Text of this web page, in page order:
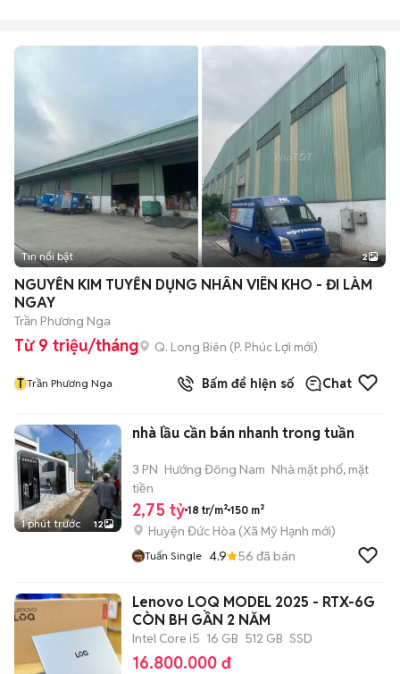
Tin nổi bật 2
NGUYỄN KIM TUYỂN DỤNG NHÂN VIÊN KHO - ĐI LÀM
NGAY
Trần Phương Nga
Từ 9 triệu/tháng Q. Long Biên (P. Phúc Lợi mới)
T Trần Phương Nga Bấm để hiện số Chat
1 phút trước 12
nhà lầu cần bán nhanh trong tuần
3 PN Hướng Đông Nam Nhà mặt phố, mặt
tiền
2,75 tỷ 18 tr/m² 150 m²
Huyện Đức Hòa (Xã Mỹ Hạnh mới)
Tuấn Single 4.9 56 đã bán
Lenovo LOQ MODEL 2025 - RTX-6G
CÒN BH GẦN 2 NĂM
Intel Core i5 16 GB 512 GB SSD
16.800.000 đ